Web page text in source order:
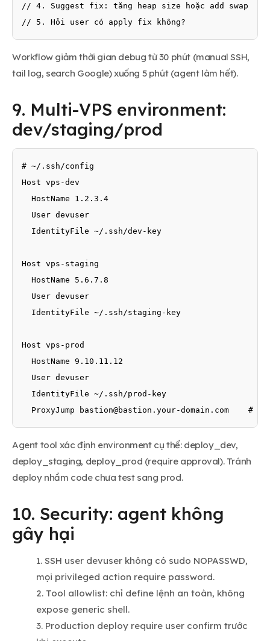
// 4. Suggest fix: tăng heap size hoặc add swap
// 5. Hỏi user có apply fix không?
Workflow giảm thời gian debug từ 30 phút (manual SSH,
tail log, search Google) xuống 5 phút (agent làm hết).
9. Multi-VPS environment:
dev/staging/prod
# ~/.ssh/config
Host vps-dev
  HostName 1.2.3.4
  User devuser
  IdentityFile ~/.ssh/dev-key
Host vps-staging
  HostName 5.6.7.8
  User devuser
  IdentityFile ~/.ssh/staging-key
Host vps-prod
  HostName 9.10.11.12
  User devuser
  IdentityFile ~/.ssh/prod-key
  ProxyJump
bastion@bastion.your-domain.com
#
Agent tool xác định environment cụ thể: deploy_dev,
deploy_staging, deploy_prod (require approval). Tránh
deploy nhầm code chưa test sang prod.
10. Security: agent không
gây hại
SSH user devuser không có sudo NOPASSWD,
mọi privileged action require password.
Tool allowlist: chỉ define lệnh an toàn, không
expose generic shell.
Production deploy require user confirm trước